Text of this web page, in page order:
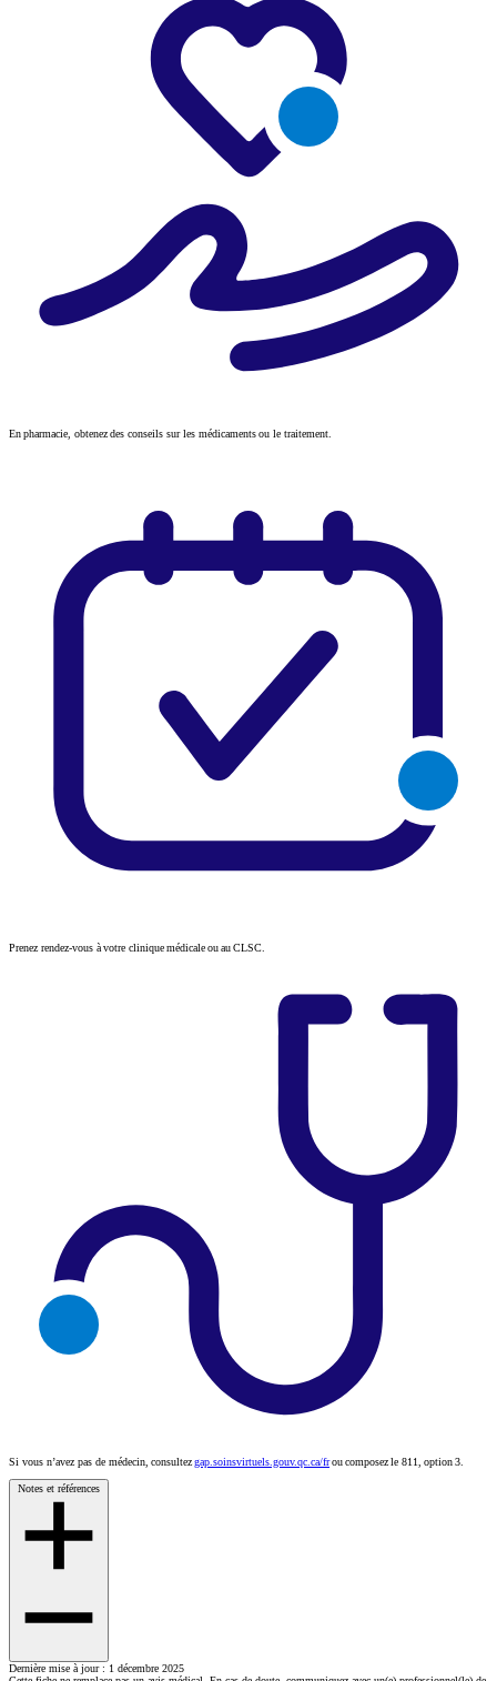
En pharmacie, obtenez des conseils sur les médicaments ou le traitement.
Prenez rendez-vous à votre clinique médicale ou au CLSC.
Si vous n’avez pas de médecin, consultezgap.soinsvirtuels.gouv.qc.ca/frou composez le 811, option 3.
Notes et références
Dernière mise à jour : 1 décembre 2025